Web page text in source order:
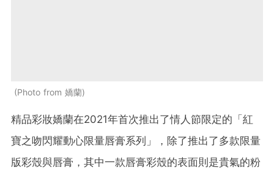
Photo from 嬌蘭
精品彩妝嬌蘭在2021年首次推出了情人節限定的「紅
寶之吻閃耀動心限量唇膏系列」，除了推出了多款限量
版彩殼與唇膏，其中一款唇膏彩殼的表面則是貴氣的粉